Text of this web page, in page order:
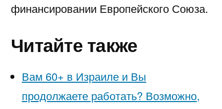
финансировании Европейского Союза.
Читайте также
Вам 60+ в Израиле и Вы
продолжаете работать? Возможно,